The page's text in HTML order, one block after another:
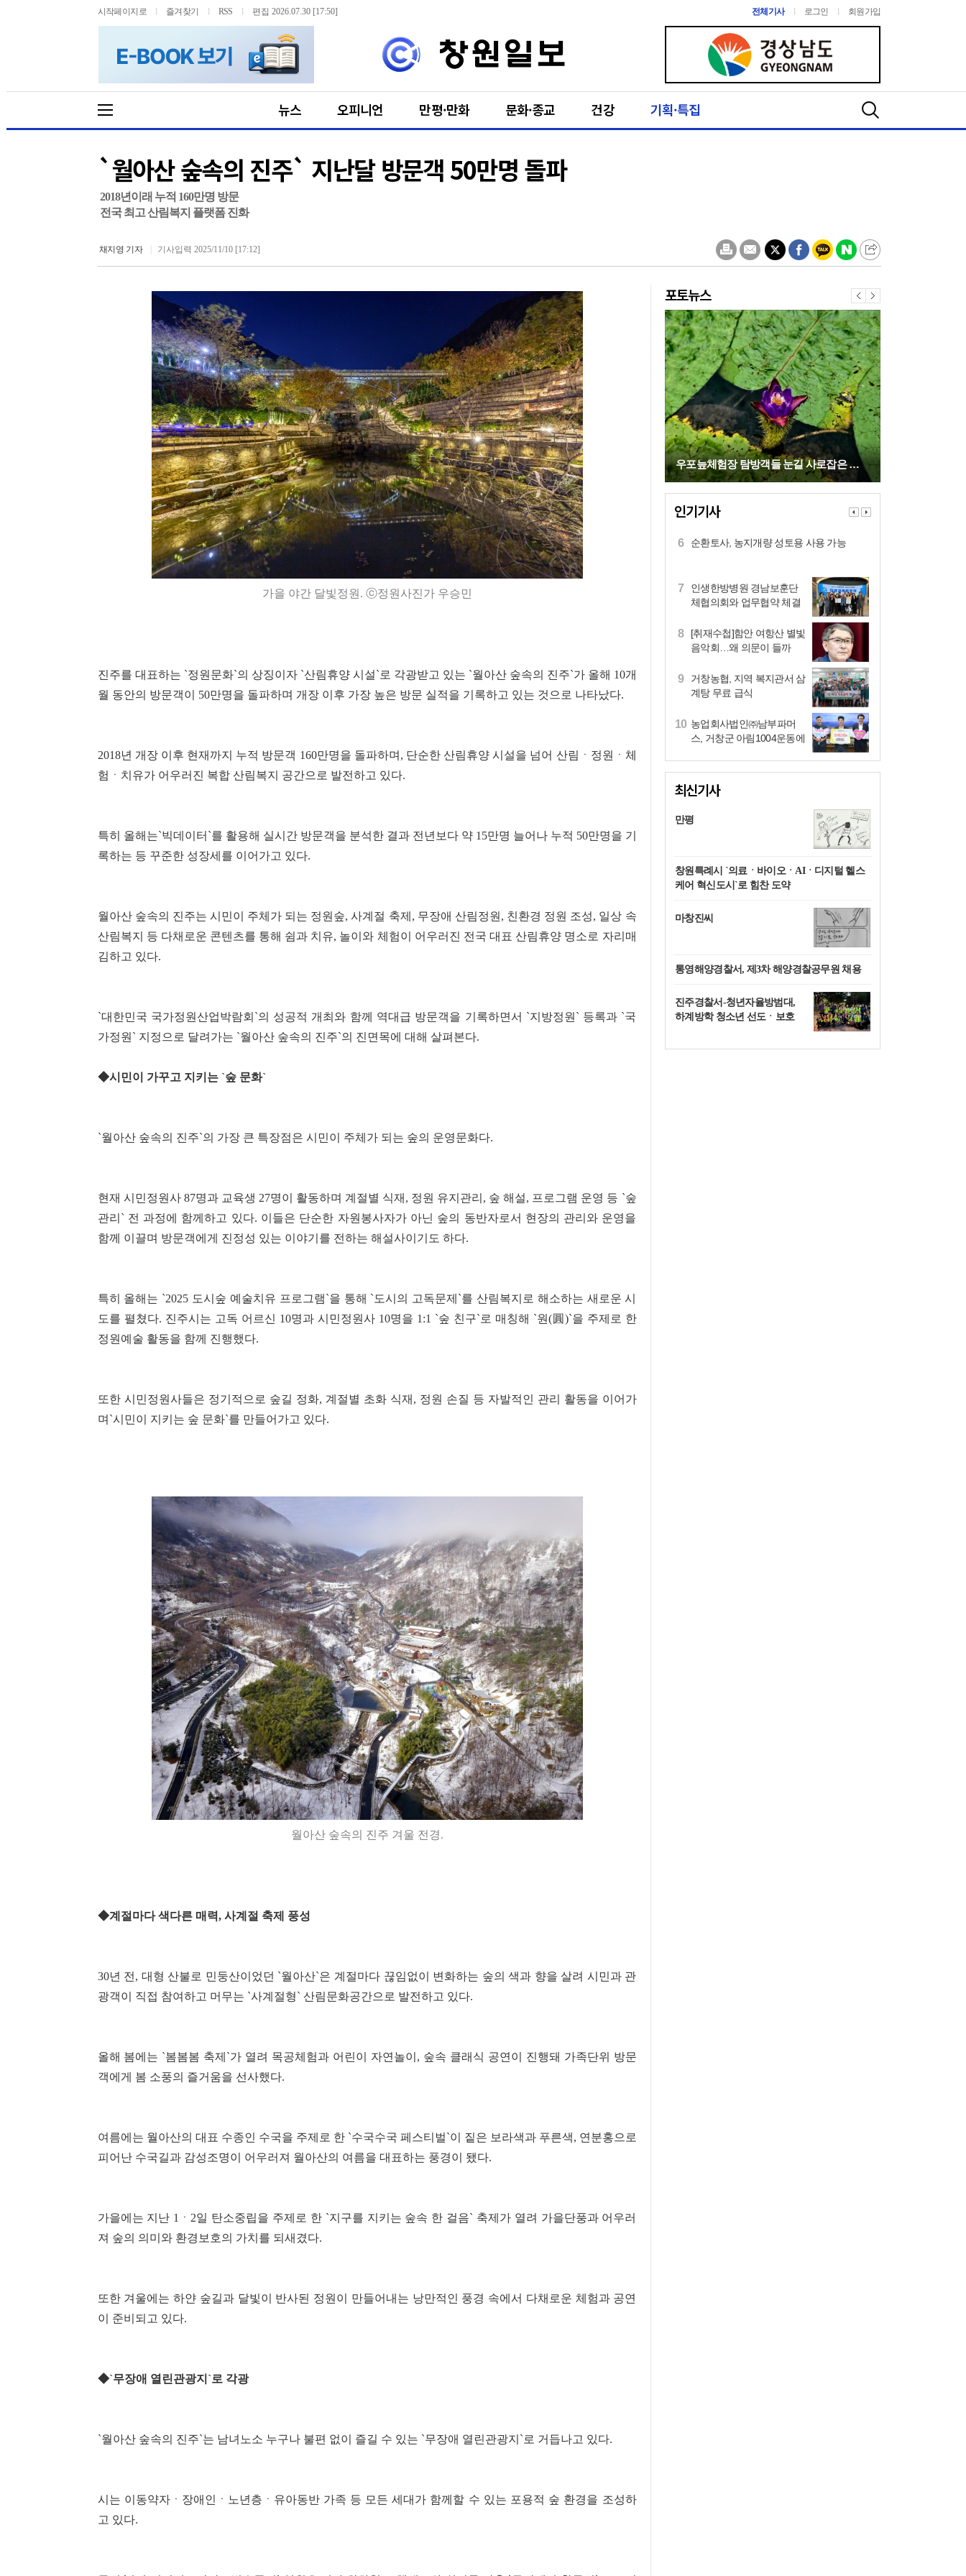
시작페이지로l 즐겨찾기 RSS 편집 2026.07.30 [17:50] 전체기사l 로그인 회원가입
뉴스 오피니언 만평·만화 문화·종교 건강 기획·특집
`월아산 숲속의 진주` 지난달 방문객 50만명 돌파
2018년이래 누적 160만명 방문
전국 최고 산림복지 플랫폼 진화
채지영 기자 기사입력 2025/11/10 [17:12]
가을 야간 달빛정원. ⓒ정원사진가 우승민
진주를 대표하는 `정원문화`의 상징이자 `산림휴양 시설`로 각광받고 있는 `월아산 숲속의 진주`가 올해 10개
월 동안의 방문객이 50만명을 돌파하며 개장 이후 가장 높은 방문 실적을 기록하고 있는 것으로 나타났다.
2018년 개장 이후 현재까지 누적 방문객 160만명을 돌파하며, 단순한 산림휴양 시설을 넘어 산림ㆍ정원ㆍ체
험ㆍ치유가 어우러진 복합 산림복지 공간으로 발전하고 있다.
특히 올해는`빅데이터`를 활용해 실시간 방문객을 분석한 결과 전년보다 약 15만명 늘어나 누적 50만명을 기
록하는 등 꾸준한 성장세를 이어가고 있다.
월아산 숲속의 진주는 시민이 주체가 되는 정원숲, 사계절 축제, 무장애 산림정원, 친환경 정원 조성, 일상 속
산림복지 등 다채로운 콘텐츠를 통해 쉼과 치유, 놀이와 체험이 어우러진 전국 대표 산림휴양 명소로 자리매
김하고 있다.
`대한민국 국가정원산업박람회`의 성공적 개최와 함께 역대급 방문객을 기록하면서 `지방정원` 등록과 `국
가정원` 지정으로 달려가는 `월아산 숲속의 진주`의 진면목에 대해 살펴본다.
◆시민이 가꾸고 지키는 `숲 문화`
`월아산 숲속의 진주`의 가장 큰 특장점은 시민이 주체가 되는 숲의 운영문화다.
현재 시민정원사 87명과 교육생 27명이 활동하며 계절별 식재, 정원 유지관리, 숲 해설, 프로그램 운영 등 `숲
관리` 전 과정에 함께하고 있다. 이들은 단순한 자원봉사자가 아닌 숲의 동반자로서 현장의 관리와 운영을
함께 이끌며 방문객에게 진정성 있는 이야기를 전하는 해설사이기도 하다.
특히 올해는 `2025 도시숲 예술치유 프로그램`을 통해 `도시의 고독문제`를 산림복지로 해소하는 새로운 시
도를 펼쳤다. 진주시는 고독 어르신 10명과 시민정원사 10명을 1:1 `숲 친구`로 매칭해 `원(圓)`을 주제로 한
정원예술 활동을 함께 진행했다.
또한 시민정원사들은 정기적으로 숲길 정화, 계절별 초화 식재, 정원 손질 등 자발적인 관리 활동을 이어가
며`시민이 지키는 숲 문화`를 만들어가고 있다.
월아산 숲속의 진주 겨울 전경.
◆계절마다 색다른 매력, 사계절 축제 풍성
30년 전, 대형 산불로 민둥산이었던 `월아산`은 계절마다 끊임없이 변화하는 숲의 색과 향을 살려 시민과 관
광객이 직접 참여하고 머무는 `사계절형` 산림문화공간으로 발전하고 있다.
올해 봄에는 `봄봄봄 축제`가 열려 목공체험과 어린이 자연놀이, 숲속 클래식 공연이 진행돼 가족단위 방문
객에게 봄 소풍의 즐거움을 선사했다.
여름에는 월아산의 대표 수종인 수국을 주제로 한 `수국수국 페스티벌`이 짙은 보라색과 푸른색, 연분홍으로
피어난 수국길과 감성조명이 어우러져 월아산의 여름을 대표하는 풍경이 됐다.
가을에는 지난 1ㆍ2일 탄소중립을 주제로 한 `지구를 지키는 숲속 한 걸음` 축제가 열려 가을단풍과 어우러
져 숲의 의미와 환경보호의 가치를 되새겼다.
또한 겨울에는 하얀 숲길과 달빛이 반사된 정원이 만들어내는 낭만적인 풍경 속에서 다채로운 체험과 공연
이 준비되고 있다.
◆`무장애 열린관광지`로 각광
`월아산 숲속의 진주`는 남녀노소 누구나 불편 없이 즐길 수 있는 `무장애 열린관광지`로 거듭나고 있다.
시는 이동약자ㆍ장애인ㆍ노년층ㆍ유아동반 가족 등 모든 세대가 함께할 수 있는 포용적 숲 환경을 조성하
고 있다.
포토뉴스
우포늪체험장 탐방객들 눈길 사로잡은 멸종위기 가시연꽃
인기기사
7
인생한방병원 경남보훈단
계탕 무료 급식
10 농업회사법인㈜남부파머
1,040만원 기탁
1
제294회 거창군의회 임시
회 개회
2
생태 휴양섬 하동군 `대도
파라다이스 워터파크` 개장
3
적극 행정이란 건 이런 것…
함안연꽃테마파크 방문자
센터 "돋보이네"
4
차석호 함안군수 취임 후 첫
고향사랑기부식
5
거창군ㆍ한국남부발전(주),
양수발전소 유치ㆍ건설 향
6 순환토사, 농지개량 성토용 사용 가능
7
인생한방병원 경남보훈단
체협의회와 업무협약 체결
8
[취재수첩]함안 여항산 별빛
음악회…왜 의문이 들까
9
거창농협, 지역 복지관서 삼
계탕 무료 급식
10 농업회사법인㈜남부파머
스, 거창군 아림1004운동에
2
파라다이스 워터파크` 개장
함안연꽃테마파크 방문자
센터 "돋보이네"
고향사랑기부식
양수발전소 유치ㆍ건설 향
한 한 걸음
최신기사
만평
창원특례시 `의료ㆍ바이오ㆍAIㆍ디지털 헬스
케어 혁신도시`로 힘찬 도약
마창진씨
통영해양경찰서, 제3차 해양경찰공무원 채용
진주경찰서-청년자율방범대,
하계방학 청소년 선도ㆍ보호